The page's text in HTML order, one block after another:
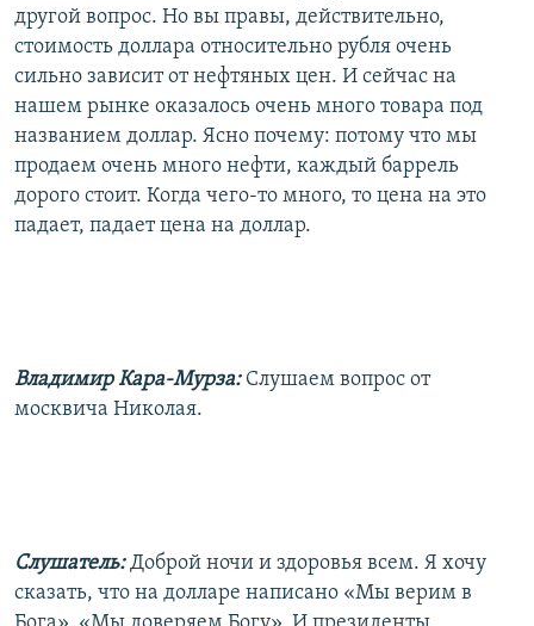
другой вопрос. Но вы правы, действительно,
стоимость доллара относительно рубля очень
сильно зависит от нефтяных цен. И сейчас на
нашем рынке оказалось очень много товара под
названием доллар. Ясно почему: потому что мы
продаем очень много нефти, каждый баррель
дорого стоит. Когда чего-то много, то цена на это
падает, падает цена на доллар.
Владимир Кара-Мурза: Слушаем вопрос от
москвича Николая.
Слушатель:Доброй ночи и здоровья всем. Я хочу
сказать, что на долларе написано «Мы верим в